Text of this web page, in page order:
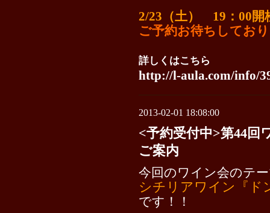
2/23（土） 19：00開
ご予約お待ちしてお
詳しくはこちら
http://l-aula.com/info/
2013-02-01 18:08:00
<予約受付中>第44回
ご案内
今回のワイン会のテ
シチリアワイン『ド
です！！